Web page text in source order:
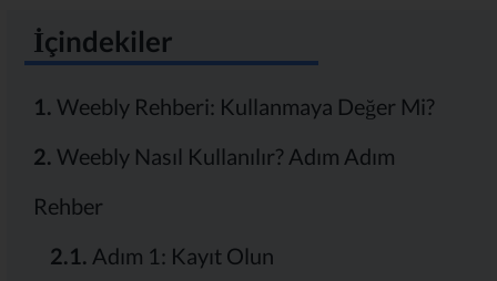
İçindekiler
1. Weebly Rehberi: Kullanmaya Değer Mi?
2. Weebly Nasıl Kullanılır? Adım Adım
Rehber
2.1. Adım 1: Kayıt Olun